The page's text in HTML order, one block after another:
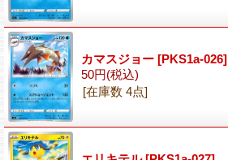
カマスジョー [PKS1a-026]
50円(税込)
[在庫数 4点]